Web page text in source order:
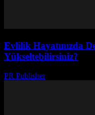
Evlilik Hayatınızda
Yükseltebilirsiniz?
PR Publisher-